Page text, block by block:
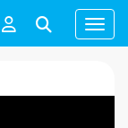
Menu